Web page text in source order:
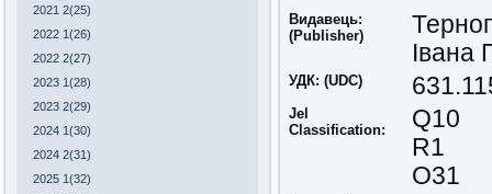
2021 2(25)
2022 1(26)
2022 2(27)
2023 1(28)
2023 2(29)
2024 1(30)
2024 2(31)
2025 1(32)
Видавець:
(Publisher)
Івана
УДК: (UDC)
Jel
Classіfіcatіon:
Q10
R1
O31